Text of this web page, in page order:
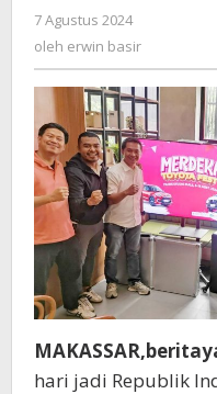
7 Agustus 2024
oleh erwin basir
hari jadi Republik